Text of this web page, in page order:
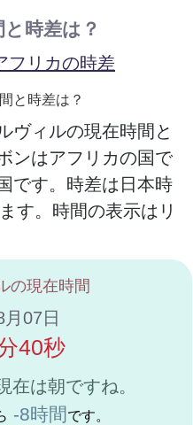
時差は？
フリカの時差
と時差は？
ヴィルの現在時間と
ンはアフリカの国で
です。時差は日本時
す。時間の表示はリ
の現在時間
07日
40秒
在は朝ですね。
-8時間 です。